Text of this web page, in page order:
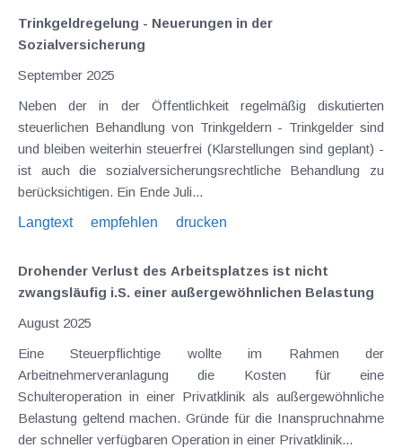
Trinkgeldregelung - Neuerungen in der
Sozialversicherung
September 2025
Neben der in der Öffentlichkeit regelmäßig diskutierten
steuerlichen Behandlung von Trinkgeldern - Trinkgelder sind
und bleiben weiterhin steuerfrei (Klarstellungen sind geplant) -
ist auch die sozialversicherungsrechtliche Behandlung zu
berücksichtigen. Ein Ende Juli...
Langtext
empfehlen drucken
Drohender Verlust des Arbeitsplatzes ist nicht
zwangsläufig i.S. einer außergewöhnlichen Belastung
August 2025
Eine Steuerpflichtige wollte im Rahmen der
Arbeitnehmerveranlagung die Kosten für eine
Schulteroperation in einer Privatklinik als außergewöhnliche
Belastung geltend machen. Gründe für die Inanspruchnahme
der schneller verfügbaren Operation in einer Privatklinik...